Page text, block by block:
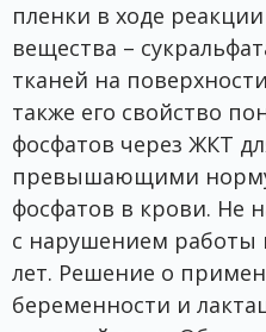
пленки в ходе
вещества –
тканей на
также его свойство
фосфатов через ЖКТ
превышающими
фосфатов в крови. Не
с нарушением работы
лет. Решение о
беременности и